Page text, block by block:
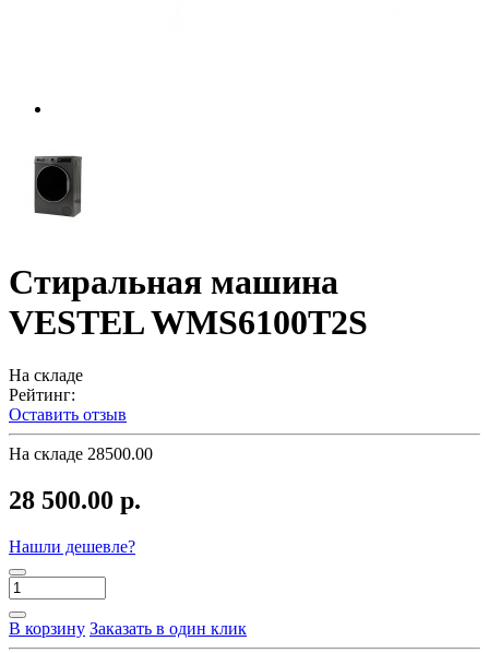
Стиральная машина
VESTEL WMS6100T2S
На складе
Рейтинг:
Оставить отзыв
На складе 28500.00
28 500.00 р.
Нашли дешевле?
В корзину Заказать в один клик